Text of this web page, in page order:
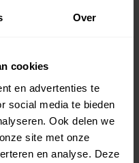
Over
cookies
en advertenties te
social media te bieden
Ook delen we
site met onze
en analyse. Deze
woningen (koopsom
Dit